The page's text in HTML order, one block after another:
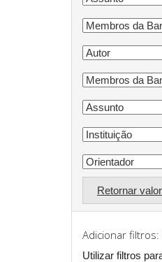
Retornar
Adicionar filtros:
Utilizar filtros